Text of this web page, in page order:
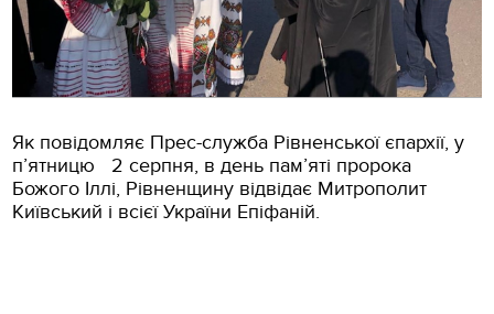
Як повідомляє Прес-служба Рівненської єпархії, у
п’ятницю 2 серпня, в день пам’яті пророка
Божого Іллі, Рівненщину відвідає Митрополит
Київський і всієї України Епіфаній.